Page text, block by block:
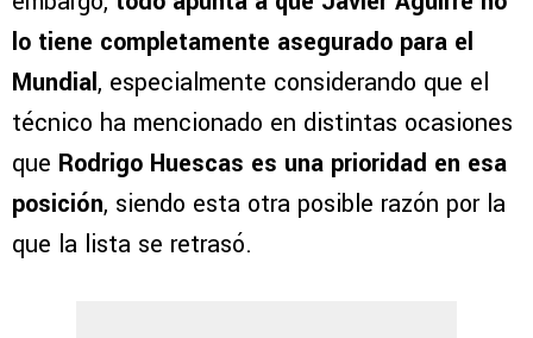
lo tiene completamente asegurado para el
Mundial, especialmente considerando que el
técnico ha mencionado en distintas ocasiones
que Rodrigo Huescas es una prioridad en esa
posición, siendo esta otra posible razón por la
que la lista se retrasó.